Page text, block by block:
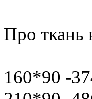
Про ткань
160*90 -